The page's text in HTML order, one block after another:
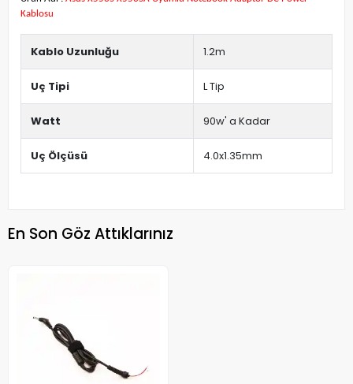
Kablosu
Kablo Uzunluğu 1.2m
Uç Tipi L Tip
Watt 90w' a Kadar
Uç Ölçüsü 4.0x1.35mm
En Son Göz Attıklarınız